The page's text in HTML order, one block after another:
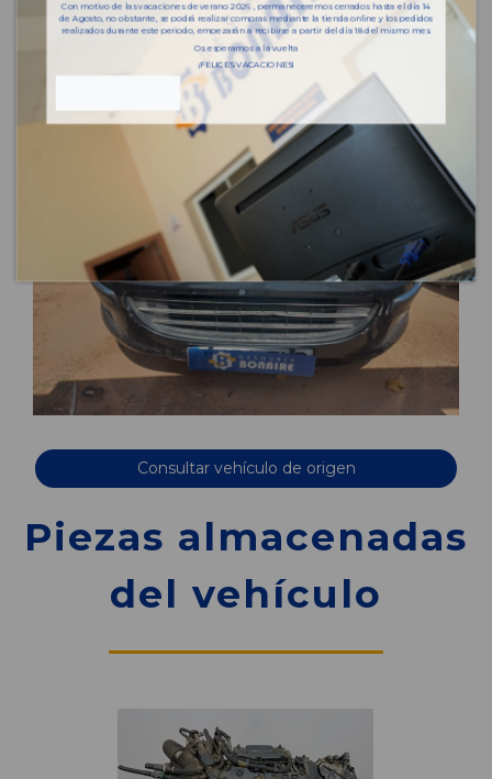
Consultar vehículo de origen
Piezas almacenadas
del vehículo
Con motivo de las vacaciones de verano 2026 , permaneceremos cerrados hasta el día 14
de Agosto, no obstante, se podrá realizar compras mediante la tienda online y los pedidos
realizados durante este periodo, empezarán a recibirse a partir del día 18 del mismo mes.
Os esperamos a la vuelta
¡FELICES VACACIONES!